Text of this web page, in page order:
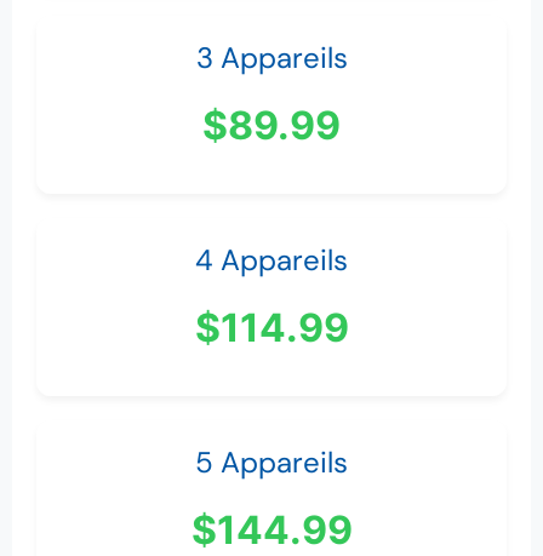
3 Appareils
$89.99
4 Appareils
$114.99
5 Appareils
$144.99